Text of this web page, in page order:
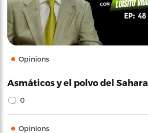
Opinions
Asmáticos y el polvo del Sahara
0
Opinions